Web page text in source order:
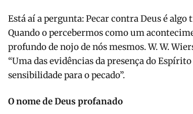
Está aí a pergunta: Pecar contra Deus é
Quando o percebermos como um
profundo de nojo de nós mesmos. W. W.
“Uma das evidências da presença do
sensibilidade para o pecado”.
O nome de Deus profanado